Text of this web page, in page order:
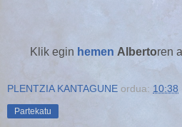
Klik egin hemen Albertoren
PLENTZIA KANTAGUNE ordua: 10:38
Partekatu